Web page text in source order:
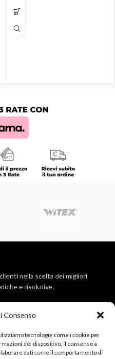
Consenso
tecnologie come i cookie per
del dispositivo. Il consenso a
dati come il comportamento di
nella scelta dei migliori
e risolutive.